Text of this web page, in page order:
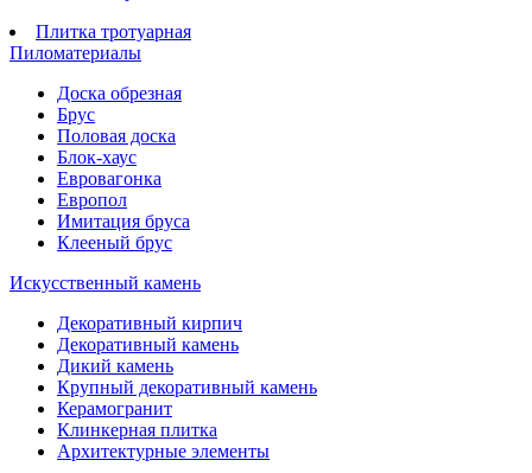
Плитка тротуарная
Пиломатериалы
Доска обрезная
Брус
Половая доска
Блок-хаус
Евровагонка
Европол
Имитация бруса
Клееный брус
Искусственный камень
Декоративный кирпич
Декоративный камень
Дикий камень
Крупный декоративный камень
Керамогранит
Клинкерная плитка
Архитектурные элементы